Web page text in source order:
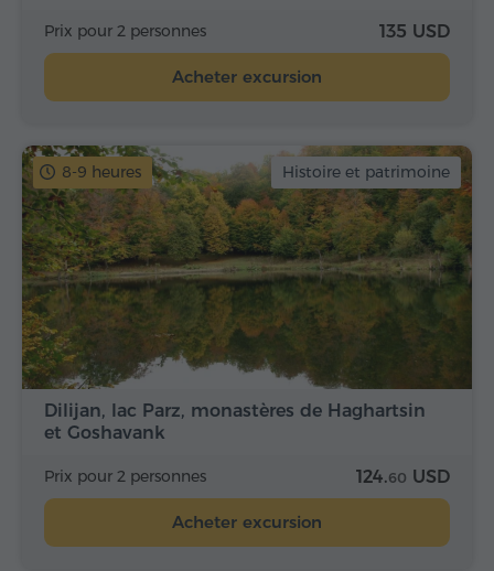
Prix pour 2 personnes 135 USD
Acheter excursion
8-9 heures Histoire et patrimoine
Dilijan, lac Parz, monastères de Haghartsin
et Goshavank
Prix pour 2 personnes 124.60 USD
Acheter excursion